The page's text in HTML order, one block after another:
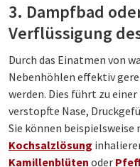
3. Dampfbad
Verflüssigung
Durch das Einatmen von
Nebenhöhlen effektiv
werden. Dies führt zu
verstopfte Nase,
Sie können beispielsweise
Kochsalzlösung
Kamillenblüten oder